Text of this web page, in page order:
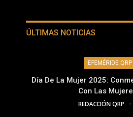
ÚLTIMAS NOTICIAS
EFEMÉRIDE QRP
Día De La Mujer 2025:
Con Las
REDACCIÓN QRP